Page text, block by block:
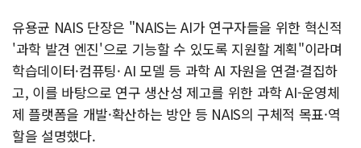
유용균 NAIS 단장은 "NAIS는 AI가 연구자들을 위한 혁신적
'과학 발견 엔진'으로 기능할 수 있도록 지원할 계획"이라며
학습데이터·컴퓨팅· AI 모델 등 과학 AI 자원을 연결·결집하
고, 이를 바탕으로 연구 생산성 제고를 위한 과학 AI-운영체
제 플랫폼을 개발·확산하는 방안 등 NAIS의 구체적 목표·역
할을 설명했다.